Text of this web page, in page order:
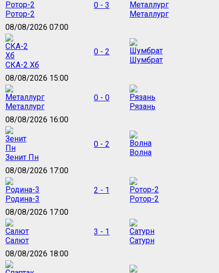
Ротор-2
0 - 3
Металлург
08/08/2026 07:00
СКА-2 Хб
0 - 2
Шумбрат
08/08/2026 15:00
Металлург
0 - 0
Рязань
08/08/2026 16:00
Зенит Пн
0 - 2
Волна
08/08/2026 17:00
Родина-3
2 - 1
Ротор-2
08/08/2026 17:00
Салют
3 - 1
Сатурн
08/08/2026 18:00